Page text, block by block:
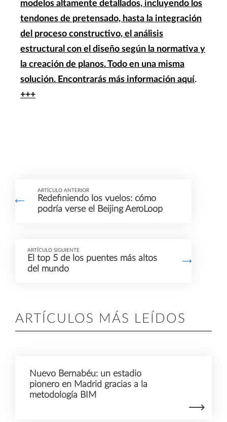
modelos altamente detallados, incluyendo los
tendones de pretensado, hasta la integración
del proceso constructivo, el análisis
estructural con el diseño según la normativa y
la creación de planos. Todo en una misma
solución. Encontrarás más información aquí.
+++
ARTÍCULO ANTERIOR
Redefiniendo los vuelos: cómo
podría verse el Beijing AeroLoop
ARTÍCULO SIGUIENTE
El top 5 de los puentes más altos
del mundo
ARTÍCULOS MÁS LEÍDOS
Nuevo Bernabéu: un estadio
pionero en Madrid gracias a la
metodología BIM